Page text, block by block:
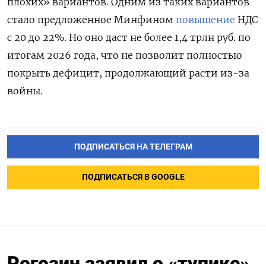
стало предложенное Минфином повышение НДС
с 20 до 22%. Но оно даст не более 1,4 трлн руб. по
итогам 2026 года, что не позволит полностью
покрыть дефицит, продолжающий расти из-за
войны.
ПОДПИСАТЬСЯ НА ТЕЛЕГРАМ
ПОДПИСАТЬСЯ В GOOGLE